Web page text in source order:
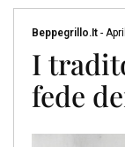
Beppegrillo.it -
I
fede